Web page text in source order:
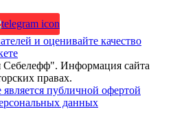
Информация сайта
правах.
публичной офертой
данных